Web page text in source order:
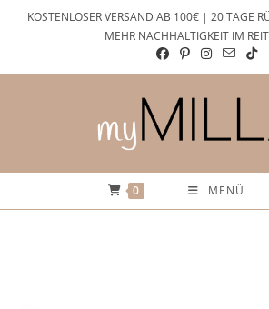
KOSTENLOSER VERSAND AB 100€ | 20 TAGE
MEHR NACHHALTIGKEIT IM
0 MENÜ